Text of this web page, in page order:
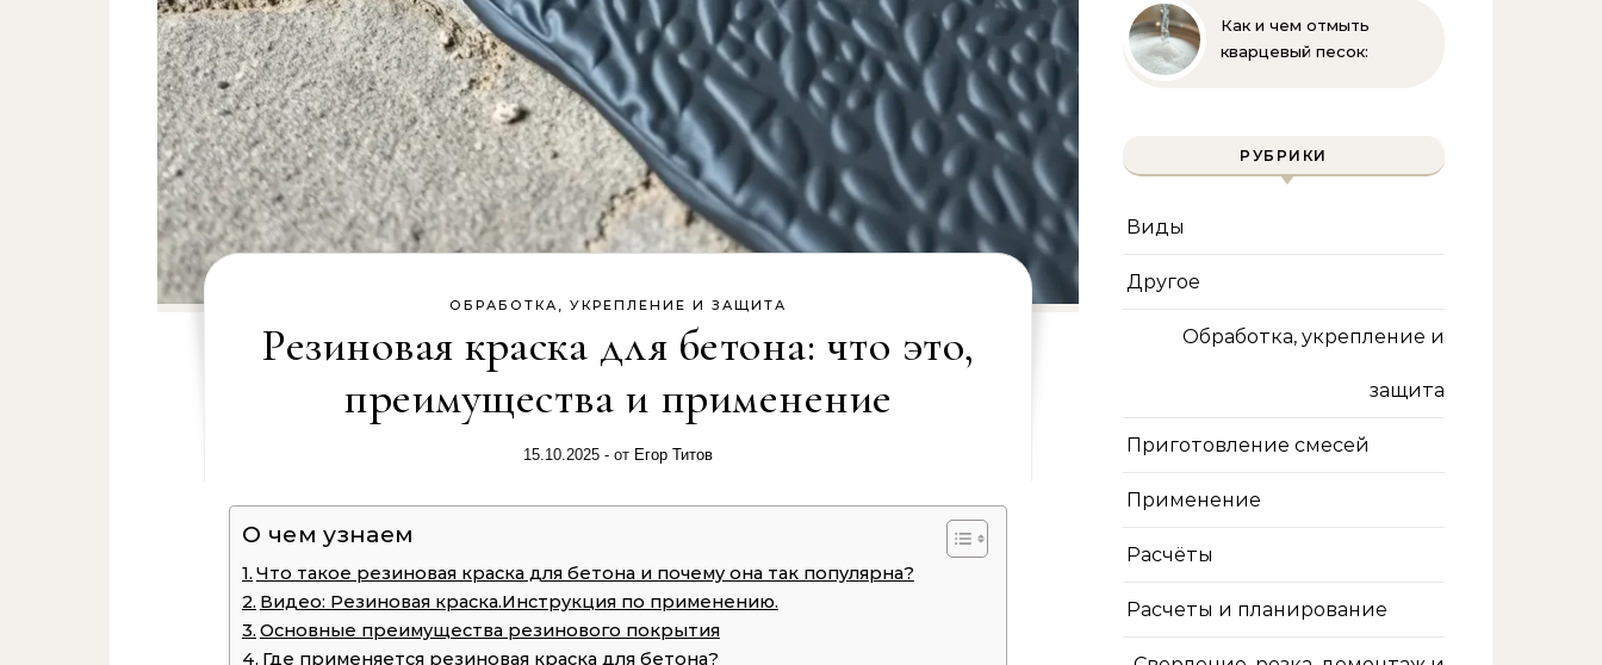
ОБРАБОТКА, УКРЕПЛЕНИЕ И ЗАЩИТА
Резиновая краска для бетона: что это,
преимущества и применение
15.10.2025 - от Егор Титов
О чем узнаем
Что такое резиновая краска для бетона и почему она так популярна?
Видео: Резиновая краска.Инструкция по применению.
Основные преимущества резинового покрытия
Где применяется резиновая краска для бетона?
Как и чем отмыть
кварцевый песок:
РУБРИКИ
Виды
Другое
Обработка, укрепление и
защита
Приготовление смесей
Применение
Расчёты
Расчеты и планирование